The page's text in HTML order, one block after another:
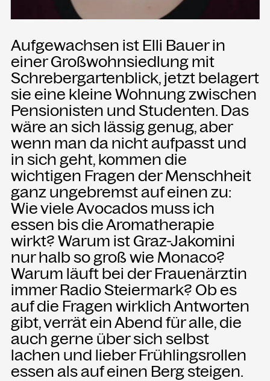
Kammgarn Kulturwerkstatt
Spinnereistraße 10
6971 Hard am Bodensee
Österreich
Büro Öffnungszeiten:
Mo-Fr von 9-12
+43 5574 82731
office@kammgarn.at
NEWSLETTER
Einmal wöchentlich informieren wir
über aktuelle Events in der
Kammgarn. Jetzt anmelden und
nichts mehr verpassen.
ANMELDEN
Aufgewachsen ist Elli Bauer in
einer Großwohnsiedlung mit
Schrebergartenblick, jetzt belagert
sie eine kleine Wohnung zwischen
Pensionisten und Studenten. Das
wäre an sich lässig genug, aber
wenn man da nicht aufpasst und
in sich geht, kommen die
wichtigen Fragen der Menschheit
ganz ungebremst auf einen zu:
Wie viele Avocados muss ich
essen bis die Aromatherapie
wirkt? Warum ist Graz-Jakomini
nur halb so groß wie Monaco?
Warum läuft bei der Frauenärztin
immer Radio Steiermark? Ob es
auf die Fragen wirklich Antworten
gibt, verrät ein Abend für alle, die
auch gerne über sich selbst
lachen und lieber Frühlingsrollen
essen als auf einen Berg steigen.